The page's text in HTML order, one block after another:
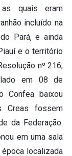
quais eram
incluído na
Pará, e ainda
e o território
nº 216,
em 08 de
Confea baixou
Creas fossem
da Federação.
em uma sala
época localizada